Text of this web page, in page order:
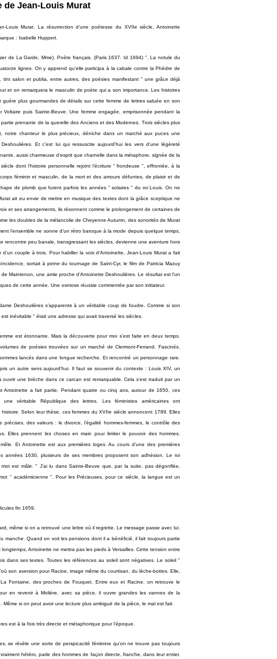
de Jean-Louis Murat
Louis Murat. La résurrection d’une poétesse du XVIIe siècle, Antoinette
: Isabelle Huppert.
de La Garde, Mme). Poète français. (Paris 1637. Id 1694) ". La notule du
lignes. On y apprend qu’elle participa à la cabale contre la Phèdre de
tint salon et publia, entre autres, des poésies manifestant " une grâce déjà
et on remarquera le masculin de poète qui a son importance. Les histoires
guère plus gourmandes de détails sur cette femme de lettres saluée en son
puis Sainte-Beuve. Une femme engagée, emprisonnée pendant la
prenante de la querelle des Anciens et des Modernes. Trois siècles plus
notre chanteur le plus précieux, déniche dans un marché aux puces une
Et c’est lui qui ressuscite aujourd’hui les vers d’une légèreté
aussi charmeuse d’esprit que charnelle dans la métaphore, signée de la
dont l’histoire personnelle rejoint l’écriture " frondeuse ", effrontée, à la
féminin et masculin, de la mort et des amours défuntes, de plaisir et de
de plomb que furent parfois les années " solaires " du roi Louis. On ne
ait eu envie de mettre en musique des textes dont la grâce sceptique ne
et ses arrangements, ils résonnent comme le prolongement de certaines de
les doubles de la mélancolie de Cheyenne Autumn, des sonorités de Murat
l’ensemble ne sonne d’un rétro baroque à la mode depuis quelque temps.
rencontre peu banale, transgressant les siècles, devienne une aventure hors
d’un couple à trois. Pour habiller la voix d’Antoinette, Jean-Louis Murat a fait
sortait à peine du tournage de Saint-Cyr, le film de Patricia Mazuy
Maintenon, une amie proche d’Antoinette Deshoulières. Le résultat est l’un
de cette année. Une osmose réussie commentée par son initiateur.
Deshoulières s’apparente à un véritable coup de foudre. Comme si son
est inévitable " était une adresse qui avait traversé les siècles.
est étonnante. Mais la découverte pour moi s’est faite en deux temps.
de poésies trouvées sur un marché de Clermont-Ferrand. Fascinés,
lancés dans une longue recherche. Et rencontré un personnage rare.
un autre sens aujourd’hui. Il faut se souvenir du contexte : Louis XIV, un
ouvrir une brèche dans ce carcan est remarquable. Cela s’est traduit par un
Antoinette a fait partie. Pendant quatre ou cinq ans, autour de 1650, ces
véritable République des lettres. Les féministes américaines ont
Selon leur thèse, ces femmes du XVIIe siècle annoncent 1789. Elles
précises, des valeurs : le divorce, l’égalité hommes-femmes, le contrôle des
Elles prennent les choses en main pour limiter le pouvoir des hommes.
Et Antoinette est aux premières loges. Au cours d’une des premières
années 1630, plusieurs de ses membres proposent son adhésion. Le roi
est mâle. " J’ai lu dans Sainte-Beuve que, par la suite, pas dégonflée,
" académicienne ". Pour les Précieuses, pour ce siècle, la langue est un
fin 1659.
même si on a retrouvé une lettre où il regrette. Le message passe avec lui.
manche. Quand on voit les pensions dont il a bénéficié, il fait toujours partie
Antoinette ne mettra pas les pieds à Versailles. Cette tension entre
dans ses textes. Toutes les références au soleil sont négatives. Le soleil "
son aversion pour Racine, image même du courtisan, du lèche-bottes. Elle,
La Fontaine, des proches de Fouquet. Entre eux et Racine, on retrouve le
en revenir à Molière, avec sa pièce, il ouvre grandes les vannes de la
Même si on peut avoir une lecture plus ambiguë de la pièce, le mal est fait.
est à la fois très directe et métaphorique pour l’époque.
se révèle une sorte de perspicacité féminine qu’on ne trouve pas toujours
hétéro, parle des hommes de façon directe, franche, dans leur entier.